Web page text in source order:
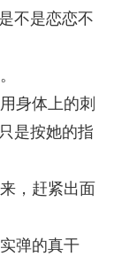
不是恋恋不
身体上的刺
是按她的指
，赶紧出面
弹的真干